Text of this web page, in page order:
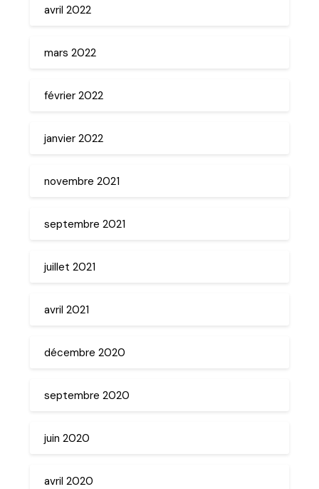
avril 2022
mars 2022
février 2022
janvier 2022
novembre 2021
septembre 2021
juillet 2021
avril 2021
décembre 2020
septembre 2020
juin 2020
avril 2020